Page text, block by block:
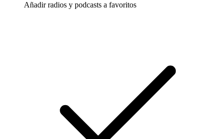
Añadir radios y podcasts a favoritos